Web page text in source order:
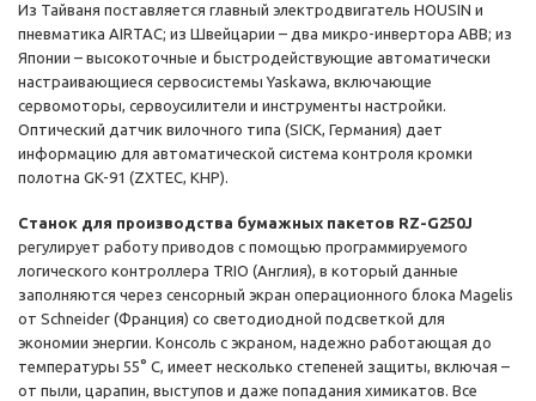
Из Тайваня поставляется главный электродвигатель HOUSIN и
пневматика AIRTAC; из Швейцарии – два микро-инвертора ABB; из
Японии – высокоточные и быстродействующие автоматически
настраивающиеся сервосистемы Yaskawa, включающие
сервомоторы, сервоусилители и инструменты настройки.
Оптический датчик вилочного типа (SICK, Германия) дает
информацию для автоматической система контроля кромки
полотна GK-91 (ZXTEC, КНР).
Станок для производства бумажных пакетов RZ-G250J
регулирует работу приводов с помощью программируемого
логического контроллера TRIO (Англия), в который данные
заполняются через сенсорный экран операционного блока Magelis
от Schneider (Франция) со светодиодной подсветкой для
экономии энергии. Консоль с экраном, надежно работающая до
температуры 55° C, имеет несколько степеней защиты, включая –
от пыли, царапин, выступов и даже попадания химикатов. Все